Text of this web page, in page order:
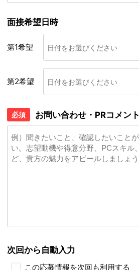
面接希望日時
第1希望
第2希望
必須 お問い合わせ・PRコメント
次回から自動入力
この応募情報を次回も利用する